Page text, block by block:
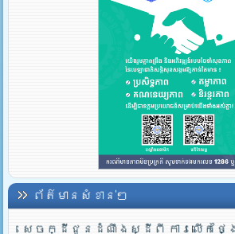
ព័ត៌មានសំខាន់ៗ
សេចក្ដីជូនដំណឹងស្ដីពី ការលើកថ្ង